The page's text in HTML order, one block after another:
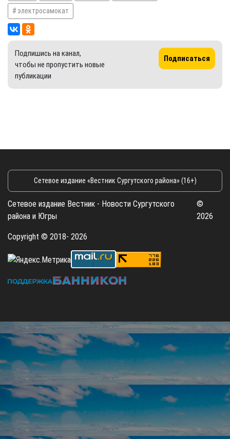
электросамокат
Подпишись на канал,
чтобы не пропустить новые
публикации
Подписаться
Сетевое издание «Вестник Сургутского района» (16+)
Сетевое издание Вестник - Новости Сургутского
района и Югры
©
2026
Copyright © 2018- 2026